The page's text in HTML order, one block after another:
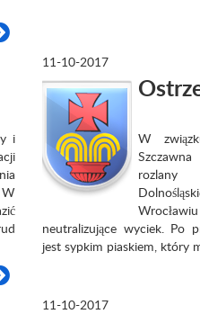
i
11-10-2017
W
rozlany
neutralizujące wyciek. Po
jest sypkim piaskiem, który
11-10-2017